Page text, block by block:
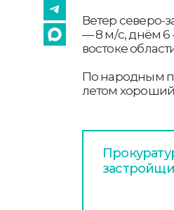
Ветер северо-
— 8 м/с, днём 6 –
востоке
По народным
летом